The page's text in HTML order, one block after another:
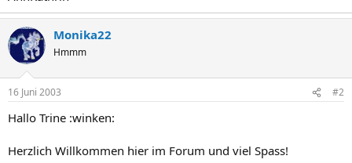
Monika22
Hmmm
16 Juni 2003 #2
Hallo Trine :winken:
Herzlich Willkommen hier im Forum und viel Spass!